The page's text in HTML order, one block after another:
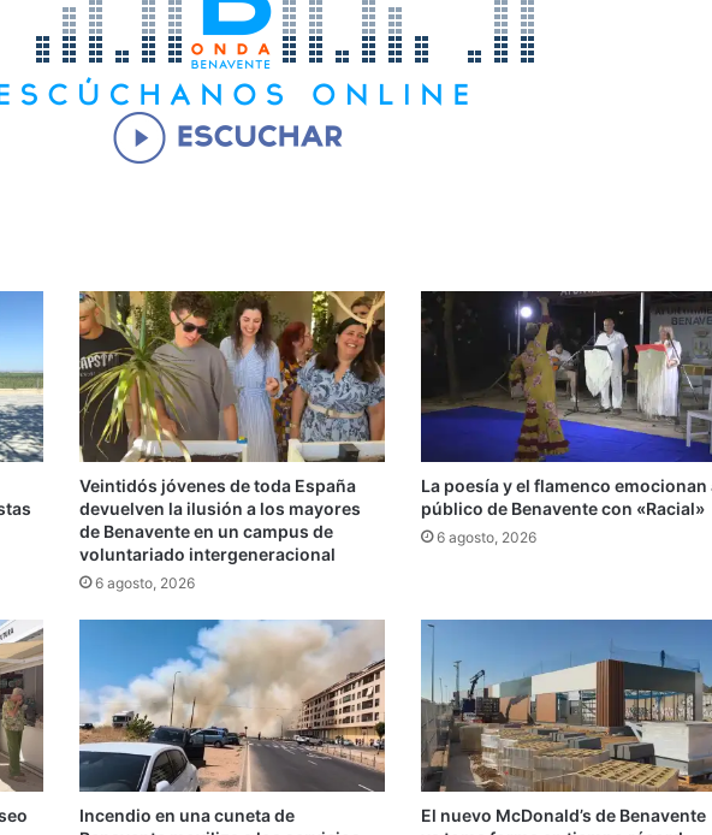
Veintidós jóvenes de toda España
devuelven la ilusión a los mayores
de Benavente en un campus de
voluntariado intergeneracional
6 agosto, 2026
La poesía y el flamenco emocionan
público de Benavente con «Racial»
6 agosto, 2026
Incendio en una cuneta de
El nuevo McDonald’s de Benavente